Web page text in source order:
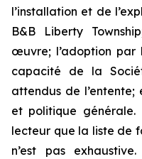
l’installation et de
B&B Liberty
œuvre; l’adoption par
capacité de la
attendus de
et politique
lecteur que la liste de
n’est pas